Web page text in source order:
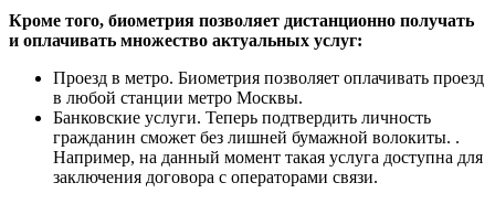
Кроме того, биометрия позволяет дистанционно получать
и оплачивать множество актуальных услуг:
Проезд в метро. Биометрия позволяет оплачивать проезд
в любой станции метро Москвы.
Банковские услуги. Теперь подтвердить личность
гражданин сможет без лишней бумажной волокиты. .
Например, на данный момент такая услуга доступна для
заключения договора с операторами связи.